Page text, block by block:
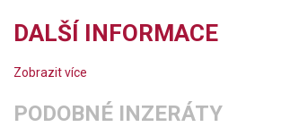
DALŠÍ INFORMACE
Zobrazit více
PODOBNÉ INZERÁTY